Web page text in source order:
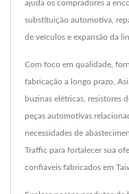
ajuda os compradores a
substituição automotiva,
de veículos e expansão da
Com foco em qualidade,
fabricação a longo prazo,
buzinas elétricas, resistores
peças automotivas
necessidades de
Traffic para fortalecer sua
confiáveis fabricados em